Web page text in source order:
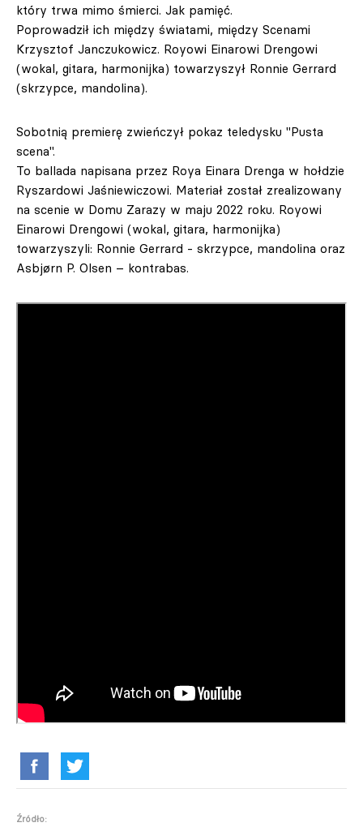
który trwa mimo śmierci. Jak pamięć.
Poprowadził ich między światami, między Scenami
Krzysztof Janczukowicz. Royowi Einarowi Drengowi
(wokal, gitara, harmonijka) towarzyszył Ronnie Gerrard
(skrzypce, mandolina).
Sobotnią premierę zwieńczył pokaz teledysku "Pusta
scena".
To ballada napisana przez Roya Einara Drenga w hołdzie
Ryszardowi Jaśniewiczowi. Materiał został zrealizowany
na scenie w Domu Zarazy w maju 2022 roku. Royowi
Einarowi Drengowi (wokal, gitara, harmonijka)
towarzyszyli: Ronnie Gerrard - skrzypce, mandolina oraz
Asbjørn P. Olsen – kontrabas.
Źródło: